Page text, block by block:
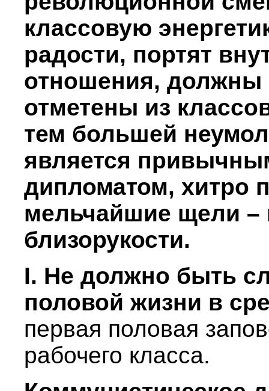
классовую
радости, портят
отношения,
отметены из
тем большей
является
дипломатом, хитро
мельчайшие щели –
близорукости.
I. Не должно быть
половой жизни в
первая половая
рабочего класса.